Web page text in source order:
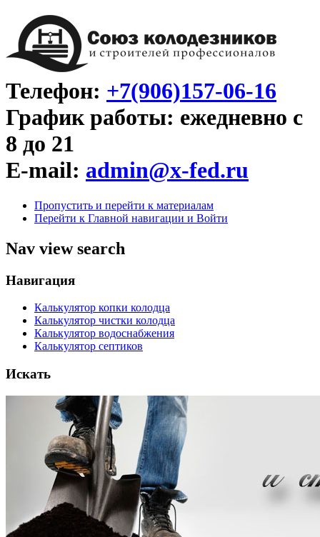
Телефон: +7(906)157-06-16
График работы: ежедневно с
8 до 21
E-mail: admin@x-fed.ru
Пропустить и перейти к материалам
Перейти к Главной навигации и Войти
Nav view search
Навигация
Калькулятор копки колодца
Калькулятор чистки колодца
Калькулятор водоснабжения
Калькулятор септиков
Искать